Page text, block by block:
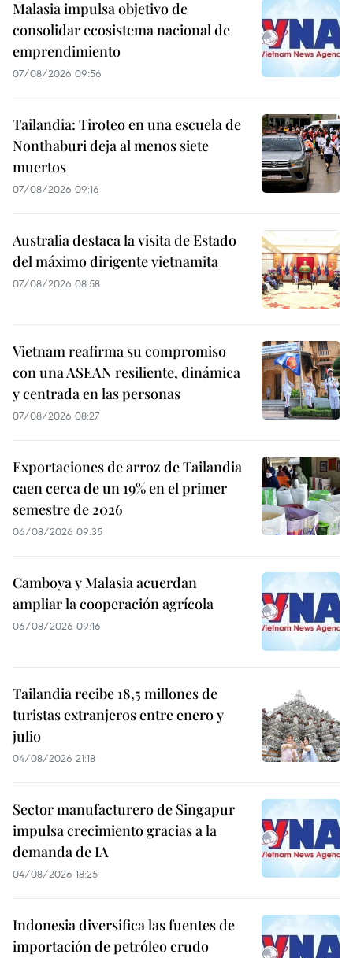
Malasia impulsa objetivo de
consolidar ecosistema nacional de
emprendimiento
07/08/2026 09:56
Tailandia: Tiroteo en una escuela de
Nonthaburi deja al menos siete
muertos
07/08/2026 09:16
Australia destaca la visita de Estado
del máximo dirigente vietnamita
07/08/2026 08:58
Vietnam reafirma su compromiso
con una ASEAN resiliente, dinámica
y centrada en las personas
07/08/2026 08:27
Exportaciones de arroz de Tailandia
caen cerca de un 19% en el primer
semestre de 2026
06/08/2026 09:35
Camboya y Malasia acuerdan
ampliar la cooperación agrícola
06/08/2026 09:16
Tailandia recibe 18,5 millones de
turistas extranjeros entre enero y
julio
04/08/2026 21:18
Sector manufacturero de Singapur
impulsa crecimiento gracias a la
demanda de IA
04/08/2026 18:25
Indonesia diversifica las fuentes de
importación de petróleo crudo